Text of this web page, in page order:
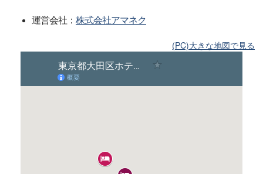
運営会社： 株式会社アマネク
(PC)大きな地図で見る